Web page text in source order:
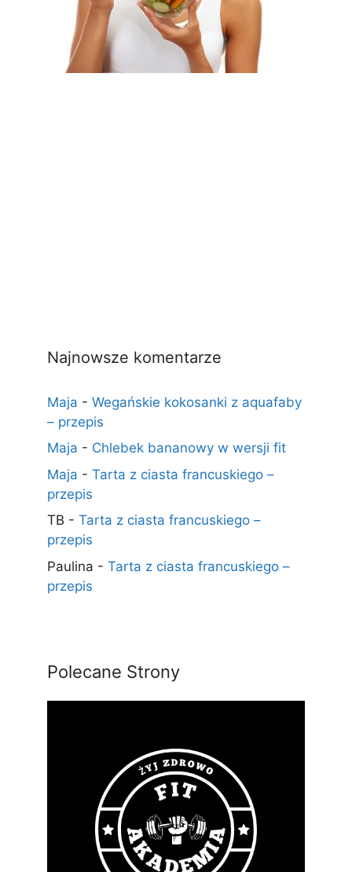
Najnowsze komentarze
Maja - Wegańskie kokosanki z aquafaby
– przepis
Maja - Chlebek bananowy w wersji fit
Maja - Tarta z ciasta francuskiego –
przepis
TB - Tarta z ciasta francuskiego –
przepis
Paulina - Tarta z ciasta francuskiego –
przepis
Polecane Strony